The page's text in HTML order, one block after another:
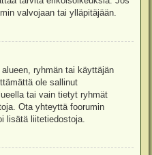
valvojaan tai ylläpitäjään.
ryhmän tai käyttäjän
ole sallinut
tai vain tietyt ryhmät
Ota yhteyttä foorumin
lisätä liitetiedostoja.